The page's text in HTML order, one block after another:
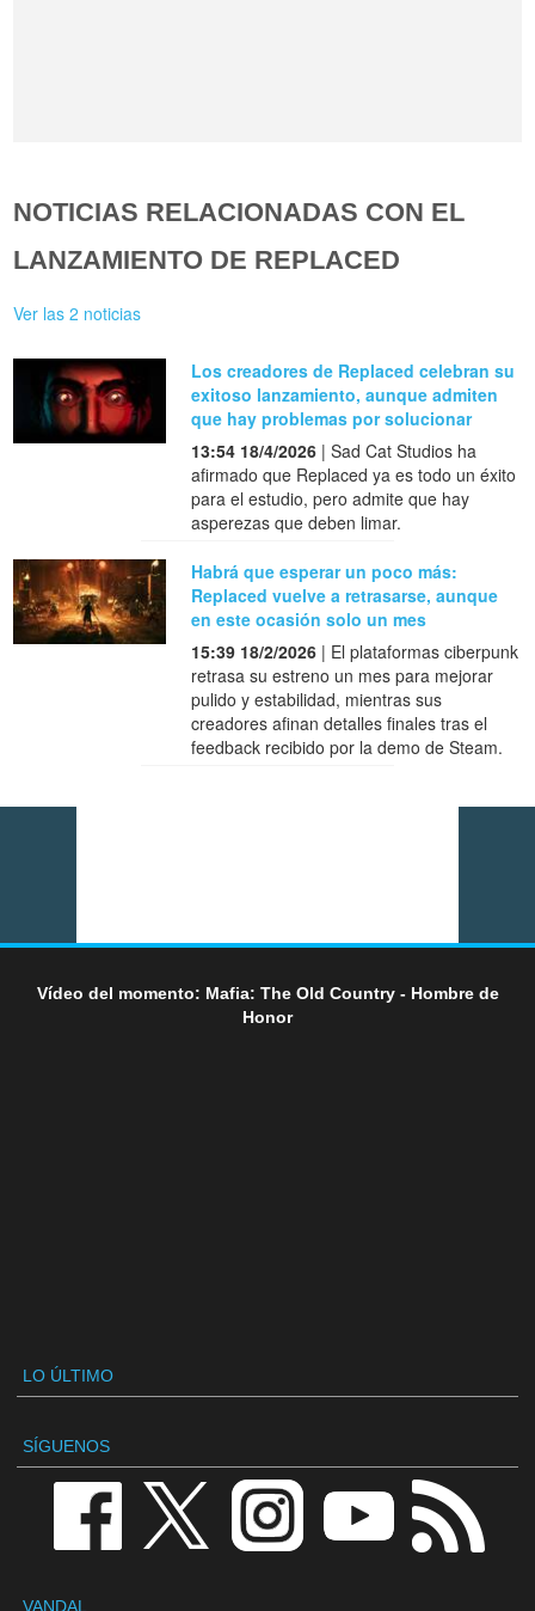
NOTICIAS RELACIONADAS CON EL
LANZAMIENTO DE REPLACED
Ver las 2 noticias
Los creadores de Replaced celebran su
exitoso lanzamiento, aunque admiten
que hay problemas por solucionar
13:54 18/4/2026 | Sad Cat Studios ha
afirmado que Replaced ya es todo un éxito
para el estudio, pero admite que hay
asperezas que deben limar.
Habrá que esperar un poco más:
Replaced vuelve a retrasarse, aunque
en este ocasión solo un mes
15:39 18/2/2026 | El plataformas ciberpunk
retrasa su estreno un mes para mejorar
pulido y estabilidad, mientras sus
creadores afinan detalles finales tras el
feedback recibido por la demo de Steam.
Vídeo del momento: Mafia: The Old Country - Hombre de
Honor
LO ÚLTIMO
SÍGUENOS
VANDAL